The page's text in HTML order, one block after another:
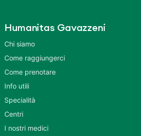
Humanitas Gavazzeni
Chi siamo
Come raggiungerci
Come prenotare
Info utili
Specialità
Centri
I nostri medici